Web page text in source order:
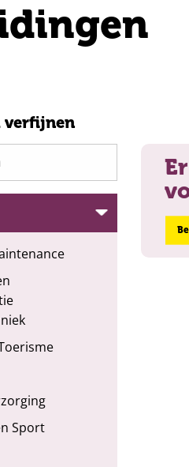
verfijnen
Sport